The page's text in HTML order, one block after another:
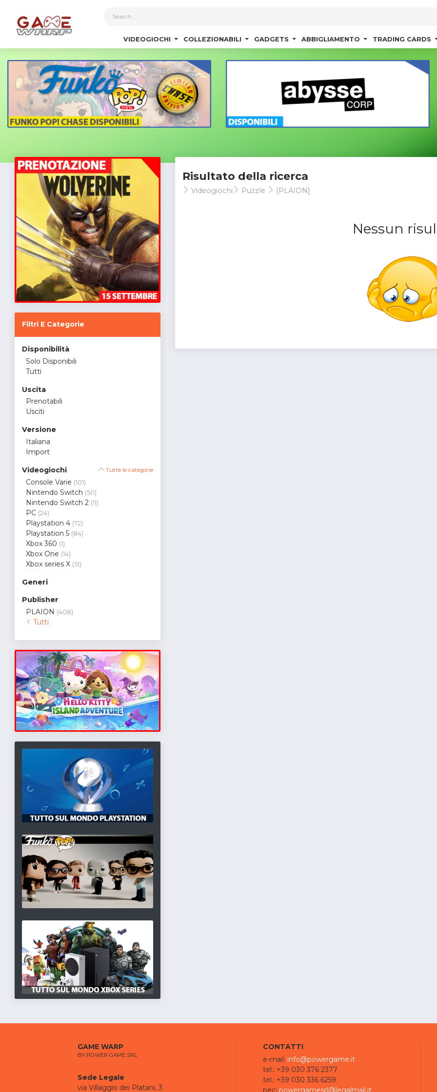
VIDEOGIOCHI COLLEZIONABILI GADGETS ABBIGLIAMENTO TRADING CARDS
Filtri E Categorie
Disponibilità
Solo Disponibili
Tutti
Uscita
Prenotabili
Usciti
Versione
Italiana
Import
Videogiochi Tutte le categorie
Console Varie (101)
Nintendo Switch (50)
Nintendo Switch 2 (11)
PC (24)
Playstation 4 (72)
Playstation 5 (84)
Xbox 360 (1)
Xbox One (14)
Xbox series X (51)
Generi
Publisher
PLAION (408)
Tutti
Risultato della ricerca
Videogiochi Puzzle [PLAION]
Nessun
GAME WARP
BY POWER GAME SRL
Sede Legale
via Villaggio dei Platani, 3
CONTATTI
e-mail: info@powergame.it
tel.: +39 030 376 2377
tel.: +39 030 336 6259